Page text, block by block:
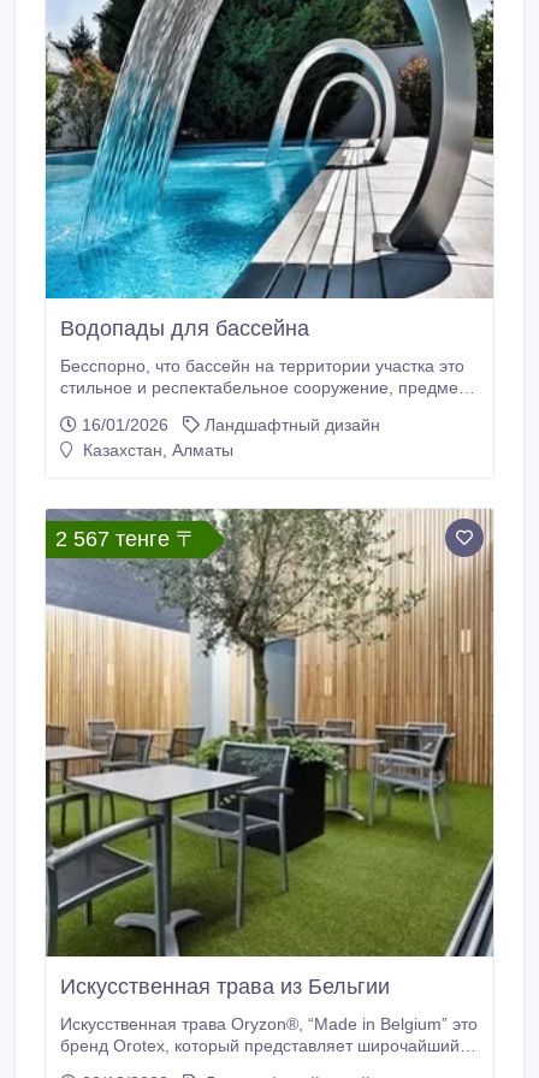
Водопады для бассейна
Бесспорно, что бассейн на территории участка это
стильное и респектабельное сооружение, предмет
тех, кто однажды посещал бассейны. Но особый
шик бассейну придают водопады. Упругая и живая
вызывает исключительно положительные эмоции.
16/01/2026
Ландшафтный дизайн
Казахстан, Алматы
2 567 тенге 〒
Искусственная трава из Бельгии
Искусственная трава Oryzon®, “Made in Belgium” это
бренд Orotex, который представляет широчайший